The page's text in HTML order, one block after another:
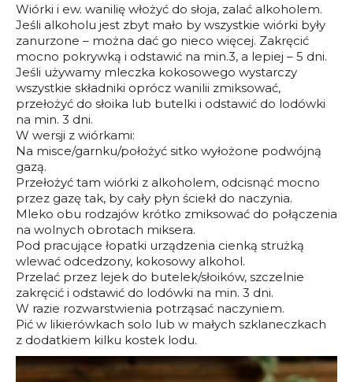
Wiórki i ew. wanilię włożyć do słoja, zalać alkoholem.
Jeśli alkoholu jest zbyt mało by wszystkie wiórki były
zanurzone – można dać go nieco więcej. Zakręcić
mocno pokrywką i odstawić na min.3, a lepiej – 5 dni.
Jeśli używamy mleczka kokosowego wystarczy
wszystkie składniki oprócz wanilii zmiksować,
przełożyć do słoika lub butelki i odstawić do lodówki
na min. 3 dni.
W wersji z wiórkami:
Na misce/garnku/położyć sitko wyłożone podwójną
gazą.
Przełożyć tam wiórki z alkoholem, odcisnąć mocno
przez gazę tak, by cały płyn ściekł do naczynia.
Mleko obu rodzajów krótko zmiksować do połączenia
na wolnych obrotach miksera.
Pod pracujące łopatki urządzenia cienką strużką
wlewać odcedzony, kokosowy alkohol.
Przelać przez lejek do butelek/słoików, szczelnie
zakręcić i odstawić do lodówki na min. 3 dni.
W razie rozwarstwienia potrząsać naczyniem.
Pić w likierówkach solo lub w małych szklaneczkach
z dodatkiem kilku kostek lodu.